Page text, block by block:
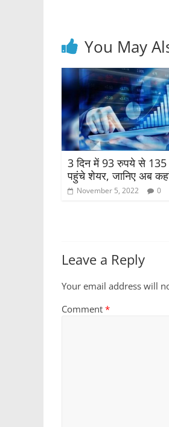
You May
3 दिन में 93 रुपये से 135
पहुंचे शेयर, जानिए अब
November 5, 2022 0
Leave a Reply
Your email address will
Comment *